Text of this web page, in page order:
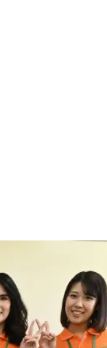
談
体
験
レ
ッ
ス
ン
は
こ